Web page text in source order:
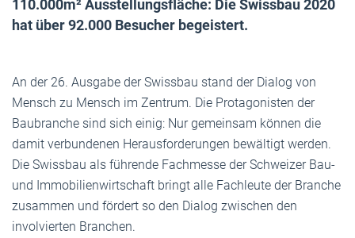
110.000m² Ausstellungsfläche: Die Swissbau 2020
hat über 92.000 Besucher begeistert.
An der 26. Ausgabe der Swissbau stand der Dialog von
Mensch zu Mensch im Zentrum. Die Protagonisten der
Baubranche sind sich einig: Nur gemeinsam können die
damit verbundenen Herausforderungen bewältigt werden.
Die Swissbau als führende Fachmesse der Schweizer Bau-
und Immobilienwirtschaft bringt alle Fachleute der Branche
zusammen und fördert so den Dialog zwischen den
involvierten Branchen.